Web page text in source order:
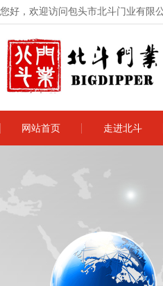
您好，欢迎访问包头市北斗门业有限
网站首页 走进北斗